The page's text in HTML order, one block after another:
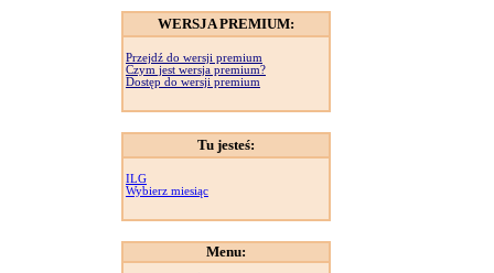
WERSJA PREMIUM:
Przejdź do wersji premium
Czym jest wersja premium?
Dostęp do wersji premium
Tu jesteś:
ILG
Wybierz miesiąc
Menu: